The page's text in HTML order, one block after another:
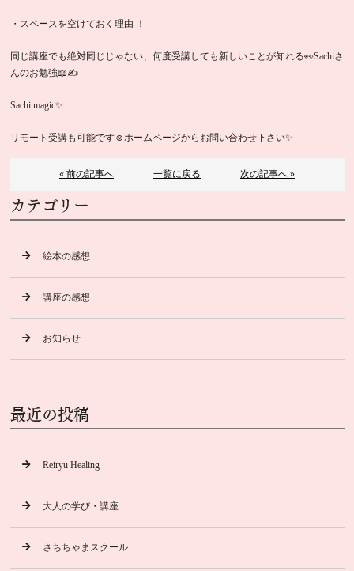
・スペースを空けておく理由 ！
同じ講座でも絶対同じじゃない、何度受講しても新しいことが知れる👀Sachiさ
んのお勉強📖✍
Sachi magic✨
リモート受講も可能です☺️ホームページからお問い合わせ下さい✨
« 前の記事へ 一覧に戻る 次の記事へ »
カテゴリー
絵本の感想
講座の感想
お知らせ
最近の投稿
Reiryu Healing
大人の学び・講座
さちちゃまスクール